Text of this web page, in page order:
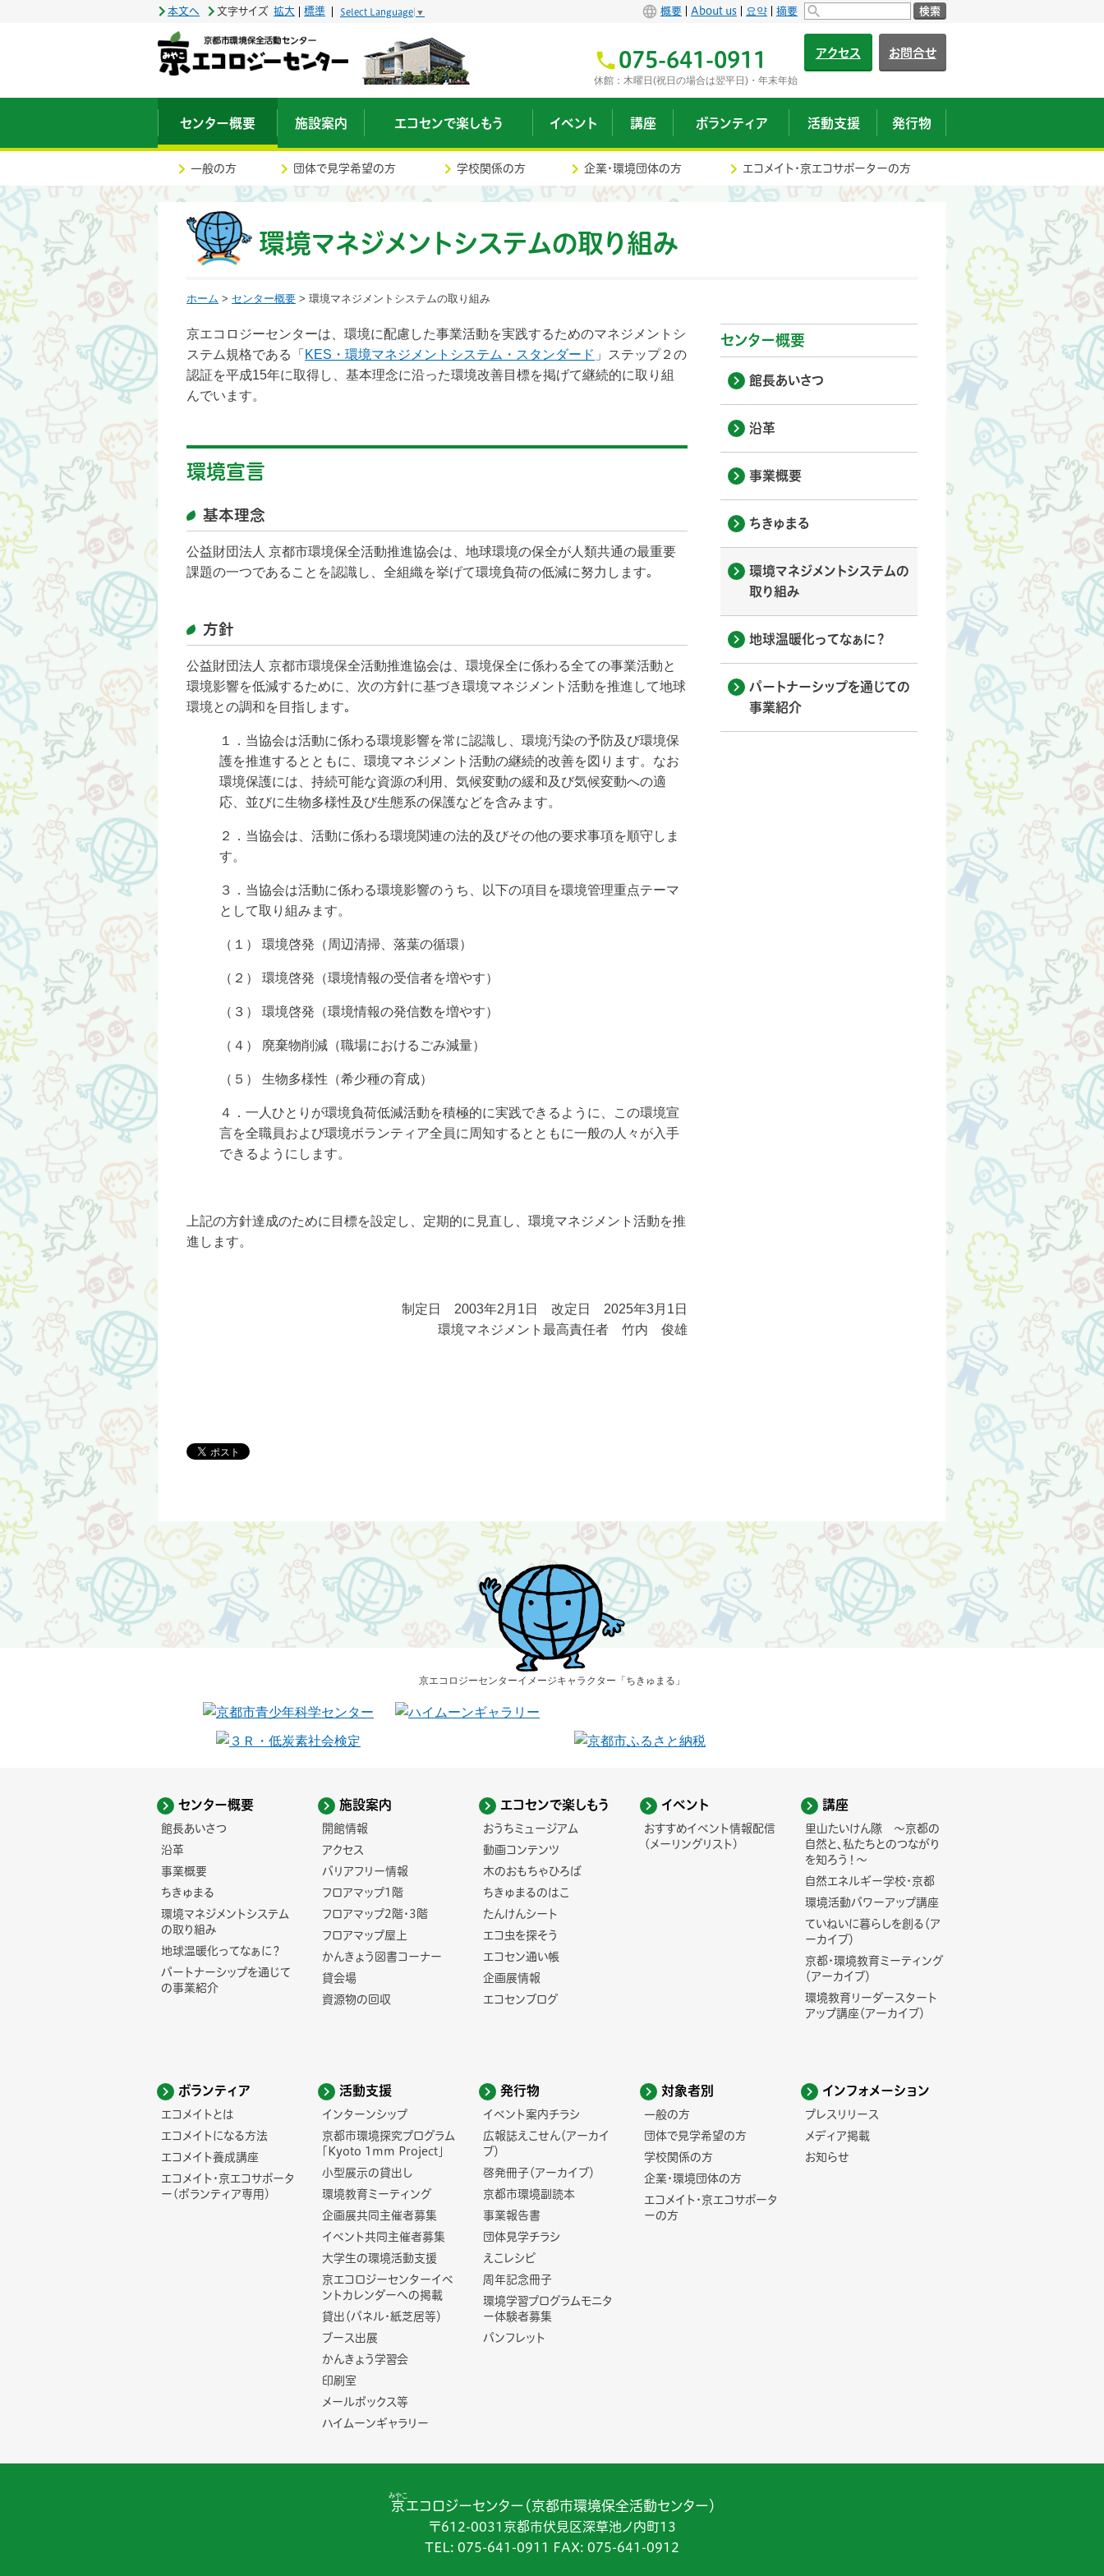
本文へ 文字サイズ 拡大 標準 Select Language ▼ 概要 About us 요약 摘要 検索
075-641-0911
休館：木曜日(祝日の場合は翌平日)・年末年始
アクセス お問合せ
センター概要 施設案内 エコセンで楽しもう イベント 講座 ボランティア 活動支援 発行物
一般の方 団体で見学希望の方 学校関係の方 企業・環境団体の方 エコメイト・京エコサポーターの方
環境マネジメントシステムの取り組み
ホーム > センター概要 > 環境マネジメントシステムの取り組み
京エコロジーセンターは、環境に配慮した事業活動を実践するためのマネジメントシ
ステム規格である「 KES・環境マネジメントシステム・スタンダード 」ステップ２の
認証を平成15年に取得し、基本理念に沿った環境改善目標を掲げて継続的に取り組
んでいます。
環境宣言
基本理念
公益財団法人 京都市環境保全活動推進協会は、地球環境の保全が人類共通の最重要
課題の一つであることを認識し、全組織を挙げて環境負荷の低減に努力します｡
方針
公益財団法人 京都市環境保全活動推進協会は、環境保全に係わる全ての事業活動と
環境影響を低減するために、次の方針に基づき環境マネジメント活動を推進して地球
環境との調和を目指します｡
１．当協会は活動に係わる環境影響を常に認識し、環境汚染の予防及び環境保
護を推進するとともに、環境マネジメント活動の継続的改善を図ります。なお
環境保護には、持続可能な資源の利用、気候変動の緩和及び気候変動への適
応、並びに生物多様性及び生態系の保護などを含みます。
２．当協会は、活動に係わる環境関連の法的及びその他の要求事項を順守しま
す。
３．当協会は活動に係わる環境影響のうち、以下の項目を環境管理重点テーマ
として取り組みます。
（１） 環境啓発（周辺清掃、落葉の循環）
（２） 環境啓発（環境情報の受信者を増やす）
（３） 環境啓発（環境情報の発信数を増やす）
（４） 廃棄物削減（職場におけるごみ減量）
（５） 生物多様性（希少種の育成）
４．一人ひとりが環境負荷低減活動を積極的に実践できるように、この環境宣
言を全職員および環境ボランティア全員に周知するとともに一般の人々が入手
できるようにします。
上記の方針達成のために目標を設定し、定期的に見直し、環境マネジメント活動を推
進します。
制定日 2003年2月1日 改定日 2025年3月1日
環境マネジメント最高責任者 竹内 俊雄
センター概要
館長あいさつ
沿革
事業概要
ちきゅまる
環境マネジメントシステムの
取り組み
地球温暖化ってなぁに？
パートナーシップを通じての
事業紹介
京エコロジーセンターイメージキャラクター 「ちきゅまる」
センター概要
館長あいさつ
沿革
事業概要
ちきゅまる
環境マネジメントシステム
の取り組み
地球温暖化ってなぁに？
パートナーシップを通じて
の事業紹介
施設案内
開館情報
アクセス
バリアフリー情報
フロアマップ1階
フロアマップ2階・3階
フロアマップ屋上
かんきょう図書コーナー
貸会場
資源物の回収
エコセンで楽しもう
おうちミュージアム
動画コンテンツ
木のおもちゃひろば
ちきゅまるのはこ
たんけんシート
エコ虫を探そう
エコセン通い帳
企画展情報
エコセンブログ
イベント
おすすめイベント情報配信
(メーリングリスト)
講座
里山たいけん隊 ～京都の
自然と、私たちとのつながり
を知ろう！～
自然エネルギー学校・京都
環境活動パワーアップ講座
ていねいに暮らしを創る（ア
ーカイブ）
京都・環境教育ミーティング
（アーカイブ）
環境教育リーダースタート
アップ講座（アーカイブ）
ボランティア
エコメイトとは
エコメイトになる方法
エコメイト養成講座
エコメイト・京エコサポータ
ー(ボランティア専用)
活動支援
インターンシップ
京都市環境探究プログラム
「Kyoto 1mm Project」
小型展示の貸出し
環境教育ミーティング
企画展共同主催者募集
イベント共同主催者募集
大学生の環境活動支援
京エコロジーセンターイベ
ントカレンダーへの掲載
貸出（パネル・紙芝居等）
ブース出展
かんきょう学習会
印刷室
メールボックス等
ハイムーンギャラリー
発行物
イベント案内チラシ
広報誌えこせん（アーカイ
ブ）
啓発冊子（アーカイブ）
京都市環境副読本
事業報告書
団体見学チラシ
えこレシピ
周年記念冊子
環境学習プログラムモニタ
ー体験者募集
パンフレット
対象者別
一般の方
団体で見学希望の方
学校関係の方
企業・環境団体の方
エコメイト・京エコサポータ
ーの方
インフォメーション
プレスリリース
メディア掲載
お知らせ
京
みやこ
エコロジーセンター（京都市環境保全活動センター）
〒612-0031京都市伏見区深草池ノ内町13
TEL: 075-641-0911 FAX: 075-641-0912